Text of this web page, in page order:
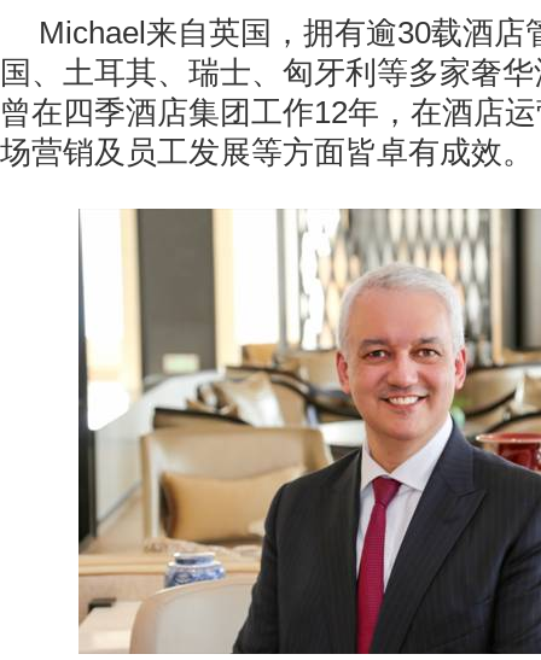
Michael来自英国，拥有逾30载酒店
国、土耳其、瑞士、匈牙利等多家奢
曾在四季酒店集团工作12年，在酒店
场营销及员工发展等方面皆卓有成效。